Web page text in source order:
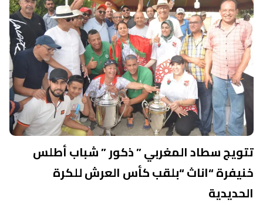
تتويج سطاد المغربي ” ذكور ” شباب أطلس
خنيفرة “اناث “بلقب كأس العرش للكرة
الحديدية